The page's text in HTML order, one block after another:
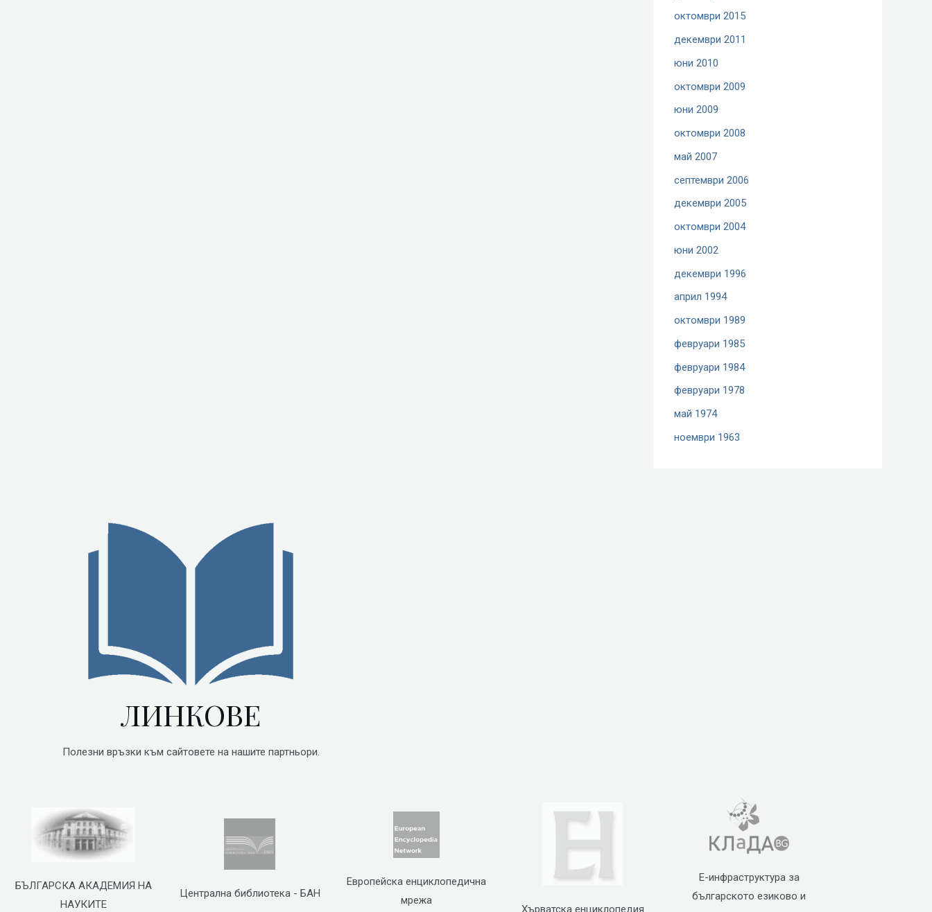
октомври 2015
декември 2011
юни 2010
октомври 2009
юни 2009
октомври 2008
май 2007
септември 2006
декември 2005
октомври 2004
юни 2002
декември 1996
април 1994
октомври 1989
февруари 1985
февруари 1984
февруари 1978
май 1974
ноември 1963
ЛИНКОВЕ
Полезни връзки към сайтовете на нашите партньори.
БЪЛГАРСКА АКАДЕМИЯ НА
НАУКИТЕ
Централна библиотека - БАН
Европейска енциклопедична
мрежа
Хърватска енциклопедия
Е-инфраструктура за
българското езиково и